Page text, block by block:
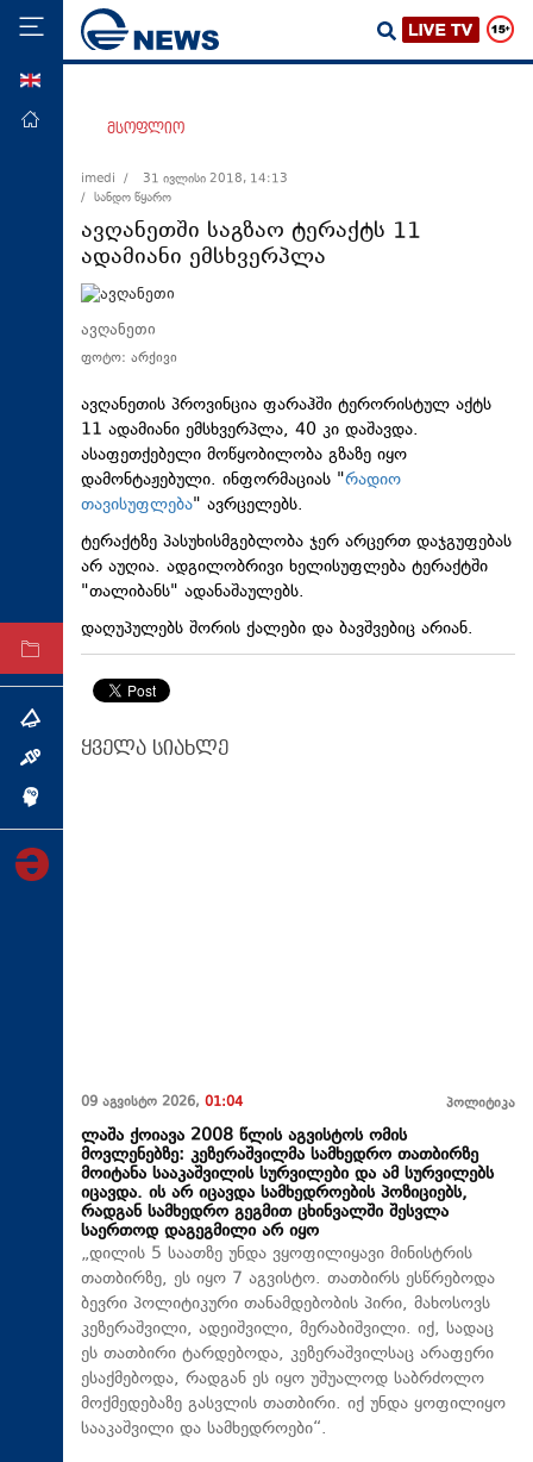
მთავარი
ეკონომიკა
მსოფლიო
სამართალი
თავდაცვა
რეგიონი
კულტურა
სპორტი
ტექნოლოგიები
ტაბლოიდი
მსოფლიო
imedi /
31 ივლისი 2018, 14:13
/ სანდო წყარო
ავღანეთში საგზაო ტერაქტს 11
ადამიანი ემსხვერპლა
ავღანეთი
ფოტო: არქივი
ავღანეთის პროვინცია ფარაჰში ტერორისტულ აქტს
11 ადამიანი ემსხვერპლა, 40 კი დაშავდა.
ასაფეთქებელი მოწყობილობა გზაზე იყო
დამონტაჟებული. ინფორმაციას "რადიო
თავისუფლება" ავრცელებს.
ტერაქტზე პასუხისმგებლობა ჯერ არცერთ დაჯგუფებას
არ აუღია. ადგილობრივი ხელისუფლება ტერაქტში
"თალიბანს" ადანაშაულებს.
დაღუპულებს შორის ქალები და ბავშვებიც არიან.
ყველა სიახლე
09 აგვისტო 2026, 01:04 პოლიტიკა
ლაშა ქოიავა 2008 წლის აგვისტოს ომის
მოვლენებზე: კეზერაშვილმა სამხედრო თათბირზე
მოიტანა სააკაშვილის სურვილები და ამ სურვილებს
იცავდა. ის არ იცავდა სამხედროების პოზიციებს,
რადგან სამხედრო გეგმით ცხინვალში შესვლა
საერთოდ დაგეგმილი არ იყო
„დილის 5 საათზე უნდა ვყოფილიყავი მინისტრის
თათბირზე, ეს იყო 7 აგვისტო. თათბირს ესწრებოდა
ბევრი პოლიტიკური თანამდებობის პირი, მახოსოვს
კეზერაშვილი, ადეიშვილი, მერაბიშვილი. იქ, სადაც
ეს თათბირი ტარდებოდა, კეზერაშვილსაც არაფერი
ესაქმებოდა, რადგან ეს იყო უშუალოდ საბრძოლო
მოქმედებაზე გასვლის თათბირი. იქ უნდა ყოფილიყო
სააკაშვილი და სამხედროები“.